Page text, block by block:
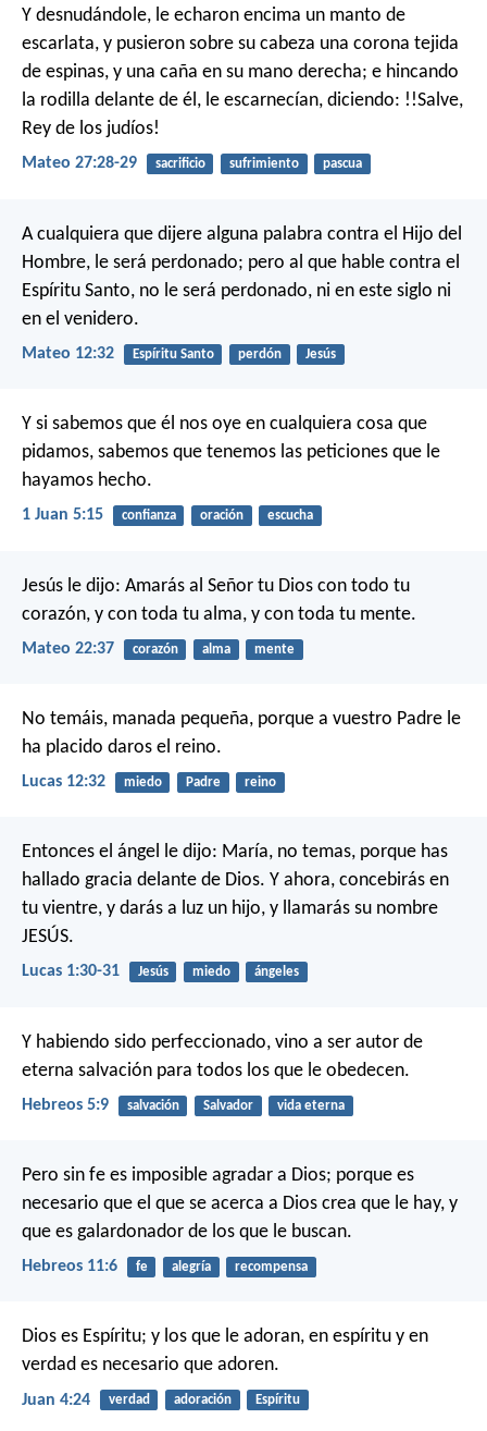
Y desnudándole, le echaron encima un manto de
escarlata, y pusieron sobre su cabeza una corona tejida
de espinas, y una caña en su mano derecha; e hincando
la rodilla delante de él, le escarnecían, diciendo: !!Salve,
Rey de los judíos!
Mateo 27:28-29 sacrificio sufrimiento pascua
A cualquiera que dijere alguna palabra contra el Hijo del
Hombre, le será perdonado; pero al que hable contra el
Espíritu Santo, no le será perdonado, ni en este siglo ni
en el venidero.
Mateo 12:32 Espíritu Santo perdón Jesús
Y si sabemos que él nos oye en cualquiera cosa que
pidamos, sabemos que tenemos las peticiones que le
hayamos hecho.
1 Juan 5:15 confianza oración escucha
Jesús le dijo: Amarás al Señor tu Dios con todo tu
corazón, y con toda tu alma, y con toda tu mente.
Mateo 22:37 corazón alma mente
No temáis, manada pequeña, porque a vuestro Padre le
ha placido daros el reino.
Lucas 12:32 miedo Padre reino
Entonces el ángel le dijo: María, no temas, porque has
hallado gracia delante de Dios. Y ahora, concebirás en
tu vientre, y darás a luz un hijo, y llamarás su nombre
JESÚS.
Lucas 1:30-31 Jesús miedo ángeles
Y habiendo sido perfeccionado, vino a ser autor de
eterna salvación para todos los que le obedecen.
Hebreos 5:9 salvación Salvador vida eterna
Pero sin fe es imposible agradar a Dios; porque es
necesario que el que se acerca a Dios crea que le hay, y
que es galardonador de los que le buscan.
Hebreos 11:6 fe alegría recompensa
Dios es Espíritu; y los que le adoran, en espíritu y en
verdad es necesario que adoren.
Juan 4:24 verdad adoración Espíritu